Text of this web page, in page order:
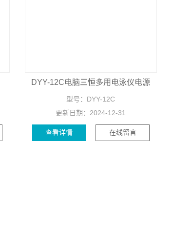
DYY-12C电脑三恒多用电泳仪电源
型号： DYY-12C
更新日期： 2024-12-31
查看详情 在线留言